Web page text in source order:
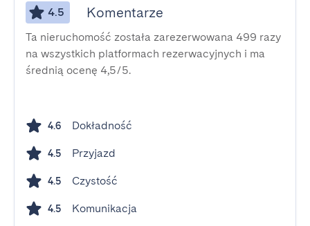
4.5 Komentarze
Ta nieruchomość została zarezerwowana 499 razy
na wszystkich platformach rezerwacyjnych i ma
średnią ocenę 4,5/5.
4.6 Dokładność
4.5 Przyjazd
4.5 Czystość
4.5 Komunikacja